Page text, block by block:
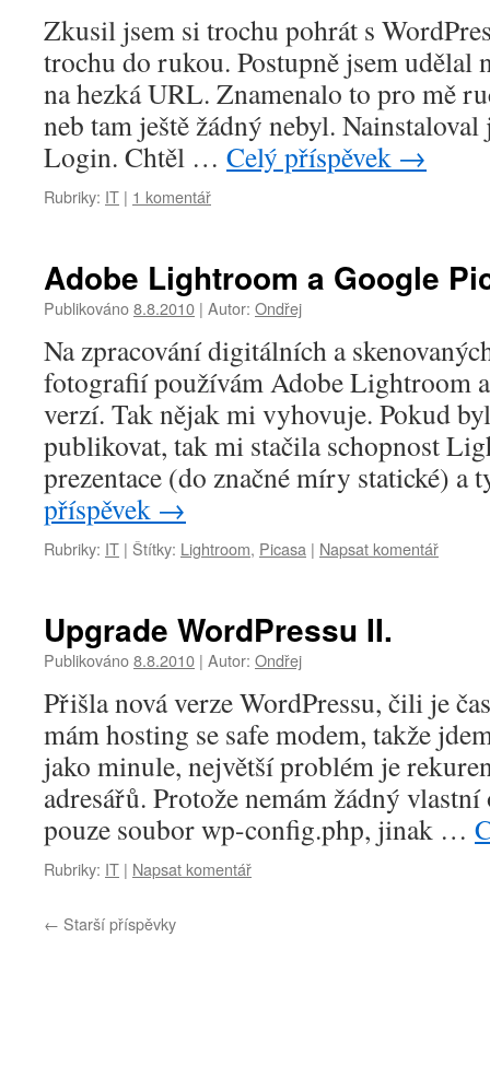
Zkusil jsem si trochu pohrát s
trochu do rukou. Postupně jsem udělal
na hezká URL. Znamenalo to pro mě
neb tam ještě žádný nebyl.
Login. Chtěl … Celý příspěvek →
Rubriky: IT | 1 komentář
Adobe Lightroom a Google
Publikováno8.8.2010 | Autor: Ondřej
Na zpracování digitálních a
fotografií používám Adobe Lightroom
verzí. Tak nějak mi vyhovuje. Pokud
publikovat, tak mi stačila schopnost
prezentace (do značné míry statické)
příspěvek →
Rubriky: IT | Štítky: Lightroom, Picasa | Napsat komentář
Upgrade WordPressu II.
Publikováno8.8.2010 | Autor: Ondřej
Přišla nová verze WordPressu, čili je
mám hosting se safe modem, takže
jako minule, největší problém je
adresářů. Protože nemám žádný vlastní
pouze soubor wp-config.php, jinak …
Rubriky: IT | Napsat komentář
← Starší příspěvky